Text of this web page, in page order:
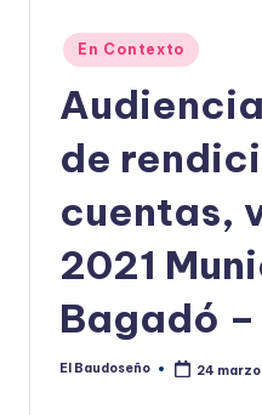
Publicado
en
En Contexto
de
cuentas,
2021
Bagadó
Publicado
El Baudoseño 24